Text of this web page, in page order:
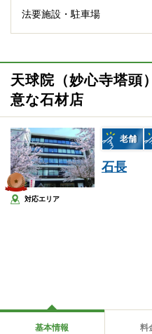
法要施設・駐車場
天球院（妙心寺塔頭
意な石材店
老舗
石長
対応エリア
基本情報 料